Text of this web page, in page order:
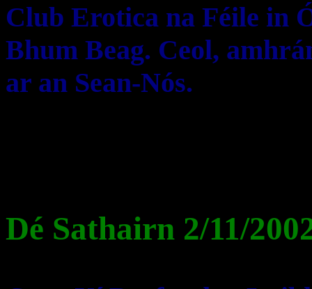
Club Erotica na Féile in
Bhum Beag. Ceol,
ar an Sean-Nós.
Dé Sathairn 2/11/